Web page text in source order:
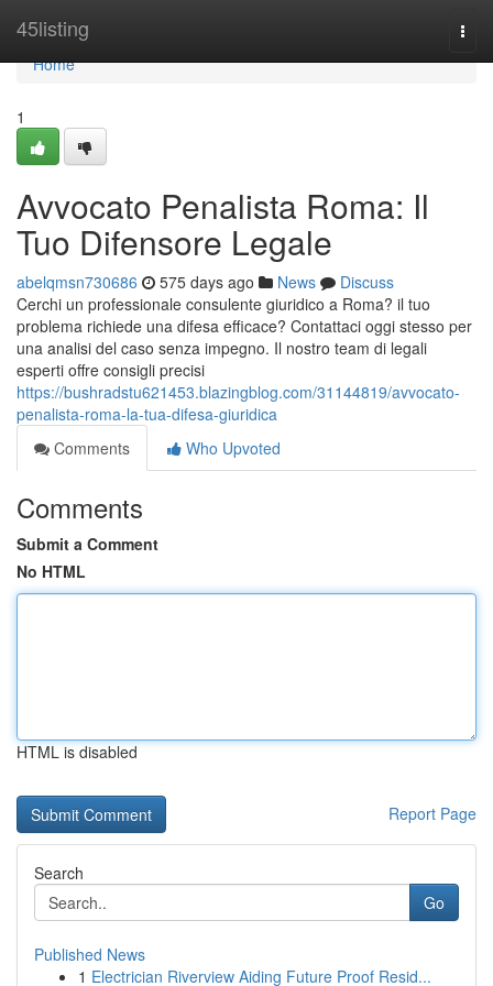
45listing
Home
Home
1
Avvocato Penalista Roma: Il
Tuo Difensore Legale
abelqmsn730686 575 days ago News
Discuss
Cerchi un professionale consulente giuridico a Roma? il tuo
problema richiede una difesa efficace? Contattaci oggi stesso per
una analisi del caso senza impegno. Il nostro team di legali
esperti offre consigli precisi
https://bushradstu621453.blazingblog.com/31144819/avvocato-
penalista-roma-la-tua-difesa-giuridica
Comments
Who Upvoted
Comments
Submit a Comment
No HTML
HTML is disabled
Report Page
Search
Go
Published News
1 Electrician Riverview Aiding Future Proof Resid...